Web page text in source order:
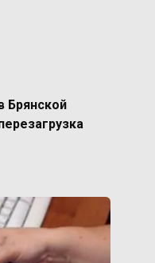
Брянской